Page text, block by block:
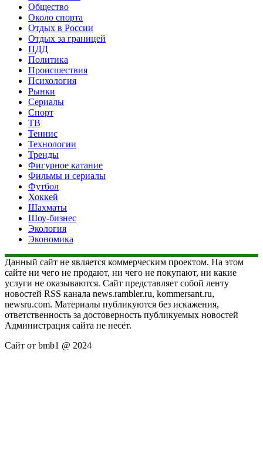
Общество
Около спорта
Отдых в России
Отдых за границей
ПДД
Политика
Происшествия
Психология
Рынки
Сериалы
Спорт
ТВ
Теннис
Технологии
Тренды
Фигурное катание
Фильмы и сериалы
Футбол
Хоккей
Шахматы
Шоу-бизнес
Экология
Экономика
Данный сайт не является коммерческим проектом. На этом
сайте ни чего не продают, ни чего не покупают, ни какие
услуги не оказываются. Сайт представляет собой ленту
новостей RSS канала news.rambler.ru, kommersant.ru,
newsru.com. Материалы публикуются без искажения,
ответственность за достоверность публикуемых новостей
Администрация сайта не несёт.
Сайт от bmb1 @ 2024